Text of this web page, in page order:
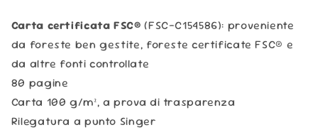
Carta certificata FSC® (FSC-C154586): proveniente
da foreste ben gestite, foreste certificate FSC® e
da altre fonti controllate
80 pagine
Carta 100 g/m², a prova di trasparenza
Rilegatura a punto Singer